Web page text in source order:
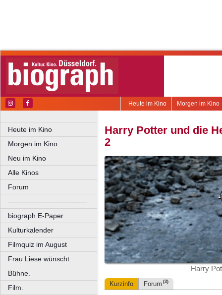
Morgen im Kino
Heute im Kino
Heute im Kino
Morgen im Kino
Neu im Kino
Alle Kinos
Forum
––––––––––––––––––––
biograph E-Paper
Kulturkalender
Filmquiz im August
Frau Liese wünscht.
Bühne.
Film.
Harry Potter und die
2
Harry
Kurzinfo Forum (3)